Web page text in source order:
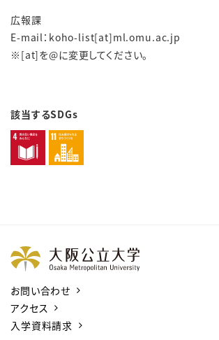
広報課
E-mail：koho-list[at]ml.omu.ac.jp
※[at]を@に変更してください。
該当するSDGs
お問い合わせ
アクセス
入学資料請求